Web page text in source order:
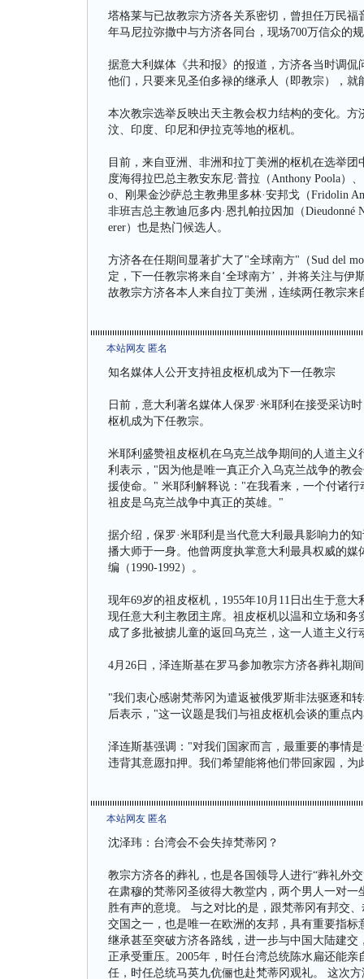
塔格莱与已故教宗方济各关系密切，曾担任万民
年马尼拉弥撒中与方济各同台，现场700万信众的
据意大利媒体《共和报》的报道，方济各当时调
他们，只要来见圣伯多禄的继承人（即教宗），就
本次教宗选举反映出天主教会权力结构的变化。
汶、印度、印尼和伊拉克等地的枢机。
目前，来自亚洲、非洲和拉丁美洲的枢机在选举
度海得拉巴总主教安东尼·普拉（Anthony Poola）
o、刚果金沙萨总主教弗里多林·安邦戈（Fridolin
非班吉总主教迪厄多内·恩扎帕拉因加（Dieudonné
erer）也是热门候选人。
方济各在任期间显著扩大了"全球南方"（Sud del
定，下一任教宗将来自‘全球南方’，并将关注与
故教宗方济各本人来自拉丁美洲，连续两任教宗来
本站网友 匿名
知名媒体人公开支持祖皮枢机成为下一任教宗
日前，意大利著名媒体人保罗·米耶利在接受采访
枢机成为下任教宗。
米耶利盛赞祖皮枢机在乌克兰战争期间的人道主
利表示，"因为他是唯一真正介入乌克兰战争的教
援使命。" 米耶利解释说："在我看来，一个付诸
祖皮是乌克兰战争中真正的英雄。"
据介绍，保罗·米耶利是当代意大利最具影响力的
播大师于一身。他曾两度执掌意大利最具权威的媒
编（1990-1992）。
现年69岁的祖皮枢机，1955年10月11日出生于意
现任意大利主教团主席。祖皮枢机以温和立场和
成了多批被掳儿童的返回乌克兰，这一人道主义
4月26日，泽连斯基在罗马参加教宗方济各葬礼期
"我们衷心感谢梵蒂冈为遣返被俄罗斯非法驱逐和
后表示，"这一议题是我们与祖皮枢机会谈的重点
泽连斯基强调："对我们国家而言，最重要的事情
违背其意愿扣押。我们希望能将他们带回家园，
本站网友 匿名
沈泽玮：台湾会不会失掉梵蒂冈？
教宗方济各的葬礼，也是各国领导人进行“葬礼外
在肃穆的梵蒂冈圣彼得大教堂内，两个男人一对
胜有声的意境。 与之对比的是，跟梵蒂冈有邦交
交国之一，也是唯一在欧洲的友邦，具有重要指
继承甚至突破方济各路线，进一步与中国大陆建
正承受重压。2005年，时任台湾总统陈水扁还能
任，时任总统马英九伉俪也赴梵蒂冈观礼。 这次